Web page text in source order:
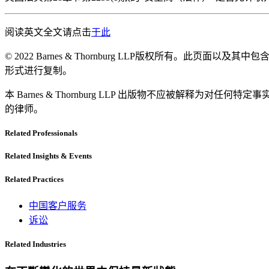
阅读英文全文请点击于此
© 2022 Barnes & Thornburg LLP版权所有。此页面以及其中包
形式进行复制。
本 Barnes & Thornburg LLP 出版物不应被解释为对任何特定
的律师。
Related Professionals
Related Insights & Events
Related Practices
中国客户服务
诉讼
Related Industries